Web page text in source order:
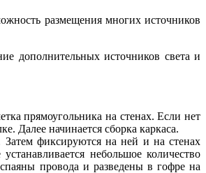
размещения многих источников
дополнительных источников света и
прямоугольника на стенах. Если нет
Далее начинается сборка каркаса.
Затем фиксируются на ней и на стенах
небольшое количество
провода и разведены в гофре на